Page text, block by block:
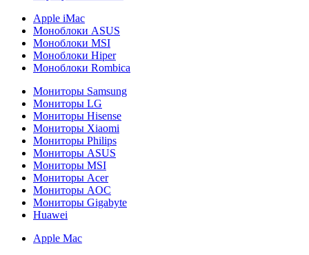
Apple iMac
Моноблоки ASUS
Моноблоки MSI
Моноблоки Hiper
Моноблоки Rombica
Мониторы Samsung
Мониторы LG
Мониторы Hisense
Мониторы Xiaomi
Мониторы Philips
Мониторы ASUS
Мониторы MSI
Мониторы Acer
Мониторы AOC
Мониторы Gigabyte
Huawei
Apple Mac